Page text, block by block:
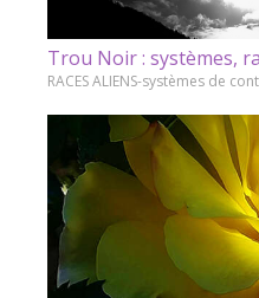
Trou Noir : systèmes,
RACES ALIENS-systèmes de